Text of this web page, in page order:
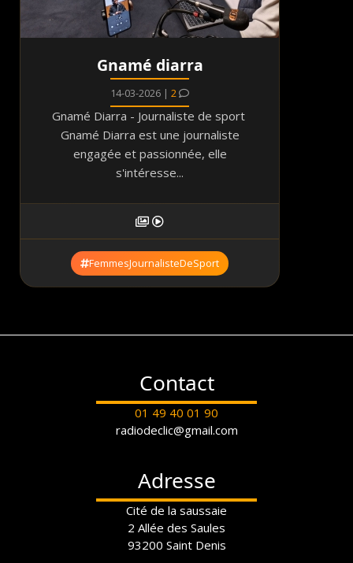
Gnamé diarra
14-03-2026 | 2
Gnamé Diarra - Journaliste de sport
Gnamé Diarra est une journaliste
engagée et passionnée, elle
s'intéresse...
FemmesJournalisteDeSport
Contact
01 49 40 01 90
radiodeclic@gmail.com
Adresse
Cité de la saussaie
2 Allée des Saules
93200 Saint Denis